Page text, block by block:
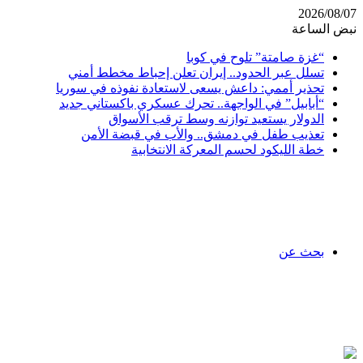
2026/08/07
نبض الساعة
“غزة صامتة” تلوح في كوبا
تسلل عبر الحدود.. إيران تعلن إحباط مخطط أمني
تحذير أممي: داعش يسعى لاستعادة نفوذه في سوريا
“أبابيل” في الواجهة.. تحرك عسكري باكستاني جديد
الدولار يستعيد توازنه وسط ترقب الأسواق
تعذيب طفل في دمشق.. والأب في قبضة الأمن
خطة الليكود لحسم المعركة الانتخابية
بحث عن